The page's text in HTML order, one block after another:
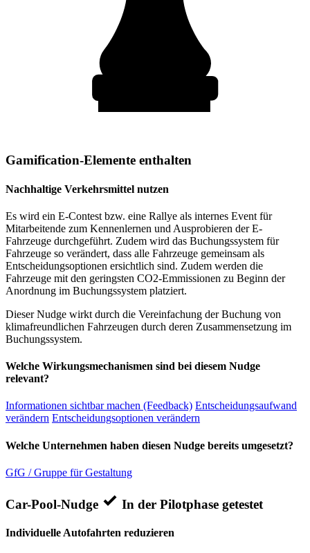
Gamification-Elemente enthalten
Nachhaltige Verkehrsmittel nutzen
Es wird ein E-Contest bzw. eine Rallye als internes Event für
Mitarbeitende zum Kennenlernen und Ausprobieren der E-
Fahrzeuge durchgeführt. Zudem wird das Buchungssystem für
Fahrzeuge so verändert, dass alle Fahrzeuge gemeinsam als
Entscheidungsoptionen ersichtlich sind. Zudem werden die
Fahrzeuge mit den geringsten CO2-Emmissionen zu Beginn der
Anordnung im Buchungssystem platziert.
Dieser Nudge wirkt durch die Vereinfachung der Buchung von
klimafreundlichen Fahrzeugen durch deren Zusammensetzung im
Buchungssystem.
Welche Wirkungsmechanismen sind bei diesem Nudge
relevant?
Informationen sichtbar machen (Feedback) Entscheidungsaufwand
verändern Entscheidungsoptionen verändern
Welche Unternehmen haben diesen Nudge bereits umgesetzt?
GfG / Gruppe für Gestaltung
Car-Pool-Nudge In der Pilotphase getestet
Individuelle Autofahrten reduzieren